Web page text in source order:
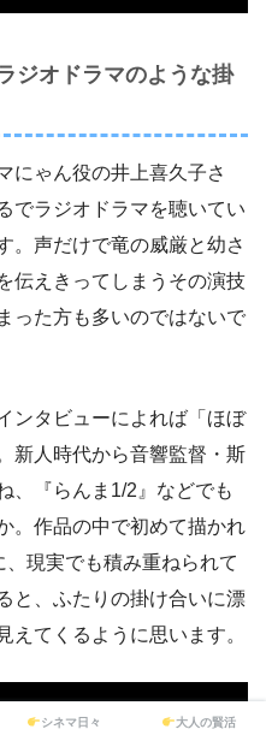
ジオドラマのような掛
にゃん役の井上喜久子さ
でラジオドラマを聴いてい
。声だけで竜の威厳と幼さ
伝えきってしまうその演技
った方も多いのではないで
ンタビューによれば「ほぼ
新人時代から音響監督・斯
、『らんま1/2』などでも
。作品の中で初めて描かれ
、現実でも積み重ねられて
と、ふたりの掛け合いに漂
えてくるように思います。
シネマ日々 大人の賢活